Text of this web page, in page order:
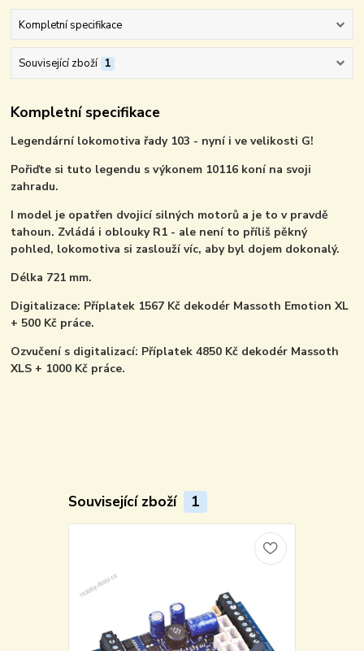
Kompletní specifikace
Související zboží 1
Kompletní specifikace
Legendární lokomotiva řady 103 - nyní i ve velikosti G!
Pořiďte si tuto legendu s výkonem 10116 koní na svoji
zahradu.
I model je opatřen dvojicí silných motorů a je to v pravdě
tahoun. Zvládá i oblouky R1 - ale není to příliš pěkný
pohled, lokomotiva si zaslouží víc, aby byl dojem dokonalý.
Délka 721 mm.
Digitalizace: Příplatek 1567 Kč dekodér Massoth Emotion XL
+ 500 Kč práce.
Ozvučení s digitalizací: Příplatek 4850 Kč dekodér Massoth
XLS + 1000 Kč práce.
Související zboží 1